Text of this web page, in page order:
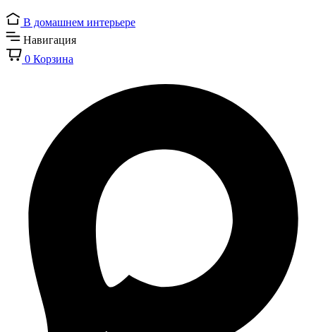
В домашнем интерьере
Навигация
0 Корзина